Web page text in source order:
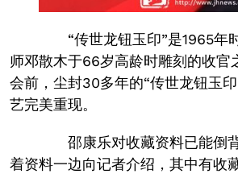
“传世龙钮玉印”是1965年
师邓散木于66岁高龄时雕刻的收官
会前，尘封30多年的“传世龙钮玉
艺完美重现。
邵康乐对收藏资料已能倒
着资料一边向记者介绍，其中有收